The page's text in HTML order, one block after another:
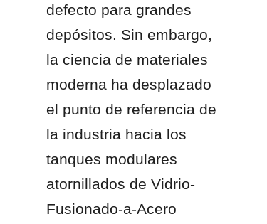
defecto para grandes
depósitos. Sin embargo,
la ciencia de materiales
moderna ha desplazado
el punto de referencia de
la industria hacia los
tanques modulares
atornillados de Vidrio-
Fusionado-a-Acero